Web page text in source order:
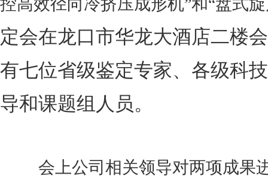
控高效径向冷挤压成形机”和“盘式
定会在龙口市华龙大酒店二楼
有七位省级鉴定专家、各级科
导和课题组人员。
会上公司相关领导对两项成果